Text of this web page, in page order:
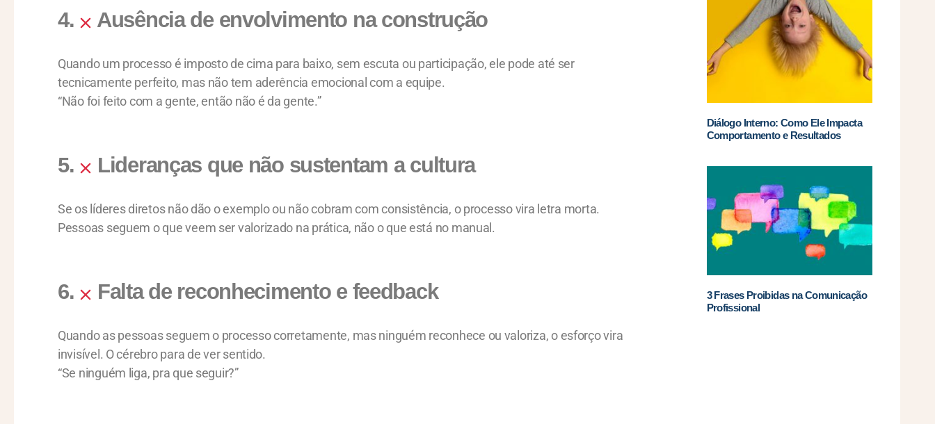
4. Ausência de envolvimento na construção
Quando um processo é imposto de cima para baixo, sem escuta ou participação, ele pode até ser
tecnicamente perfeito, mas não tem aderência emocional com a equipe.
“Não foi feito com a gente, então não é da gente.”
5. Lideranças que não sustentam a cultura
Se os líderes diretos não dão o exemplo ou não cobram com consistência, o processo vira letra morta.
Pessoas seguem o que veem ser valorizado na prática, não o que está no manual.
6. Falta de reconhecimento e feedback
Quando as pessoas seguem o processo corretamente, mas ninguém reconhece ou valoriza, o esforço vira
invisível. O cérebro para de ver sentido.
“Se ninguém liga, pra que seguir?”
Diálogo Interno: Como Ele Impacta
Comportamento e Resultados
3 Frases Proibidas na Comunicação
Profissional